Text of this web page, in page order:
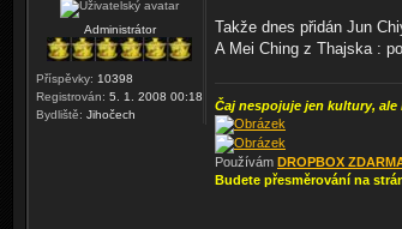
Administrátor
Příspěvky: 10398
Registrován: 5. 1. 2008 00:18
Bydliště: Jihočech
Takže dnes přidán Jun
A Mei Ching z Thajska :
Čaj nespojuje jen kultury, ale
Používám DROPBOX
Budete přesměrování na